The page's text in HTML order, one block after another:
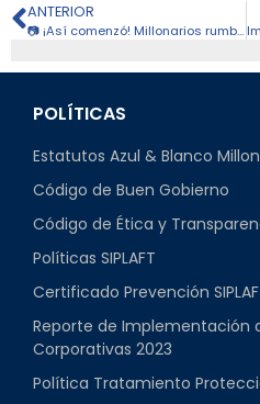
ANTERIOR
📷 ¡Así comenzó! Millonarios rumbo a Bolivia; las mejores fotos
POLÍTICAS
Estatutos Azul & Blanco
Código de Buen Gobierno
Código de Ética y
Políticas SIPLAFT
Certificado Prevención
Reporte de Implementación
Corporativas 2023
Política Tratamiento